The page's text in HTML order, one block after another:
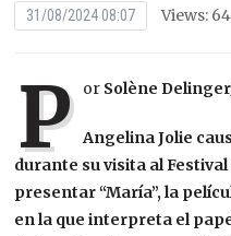
31/08/2024 08:07 Views: 64
P or Solène
Angelina Jolie
durante su visita al
presentar “María”, la
en la que interpreta el